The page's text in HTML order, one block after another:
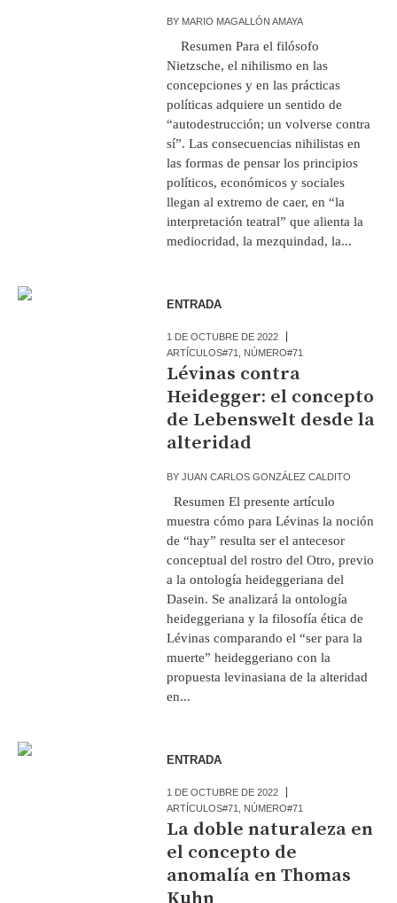
BY MARIO MAGALLÓN AMAYA
Resumen Para el filósofo
Nietzsche, el nihilismo en las
concepciones y en las prácticas
políticas adquiere un sentido de
“autodestrucción; un volverse contra
sí”. Las consecuencias nihilistas en
las formas de pensar los principios
políticos, económicos y sociales
llegan al extremo de caer, en “la
interpretación teatral” que alienta la
mediocridad, la mezquindad, la...
ENTRADA
1 DE OCTUBRE DE 2022
ARTÍCULOS#71
NÚMERO#71
Lévinas contra
Heidegger: el concepto
de Lebenswelt desde la
alteridad
BYJUAN CARLOS GONZÁLEZ CALDITO
Resumen El presente artículo
muestra cómo para Lévinas la noción
de “hay” resulta ser el antecesor
conceptual del rostro del Otro, previo
a la ontología heideggeriana del
Dasein. Se analizará la ontología
heideggeriana y la filosofía ética de
Lévinas comparando el “ser para la
muerte” heideggeriano con la
propuesta levinasiana de la alteridad
en...
ENTRADA
1 DE OCTUBRE DE 2022
ARTÍCULOS#71
NÚMERO#71
La doble naturaleza en
el concepto de
anomalía en Thomas
Kuhn